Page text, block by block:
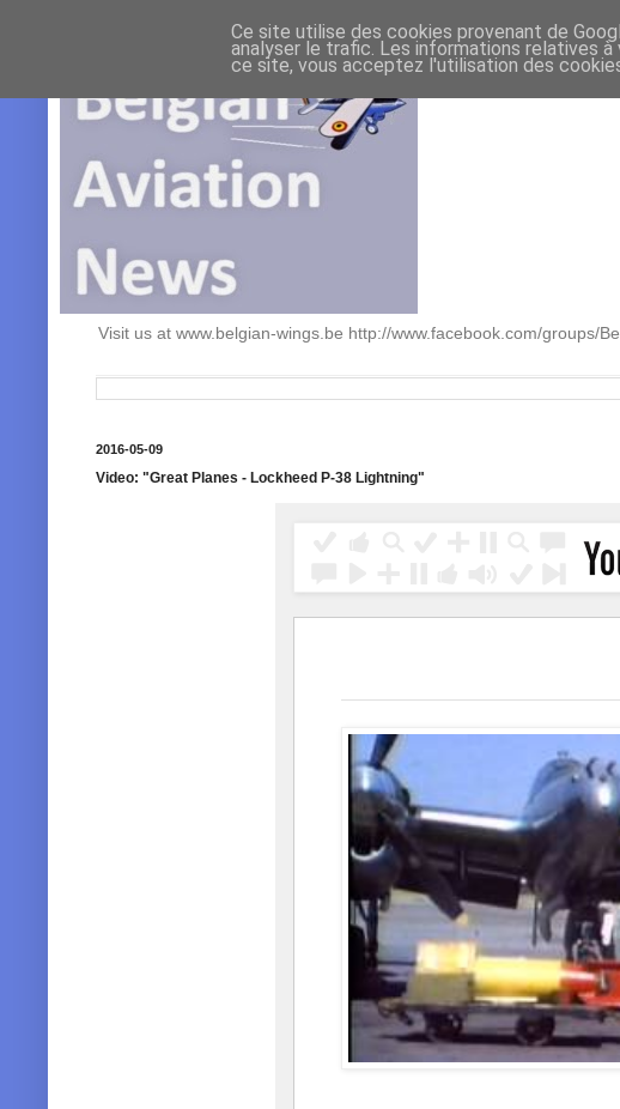
Visit us at www.belgian-wings.be http://www.facebook.com/groups/
2016-05-09
Video: "Great Planes - Lockheed P-38 Lightning"
Ce site utilise des cookies provenant de
analyser le trafic. Les informations relatives
ce site, vous acceptez l'utilisation des